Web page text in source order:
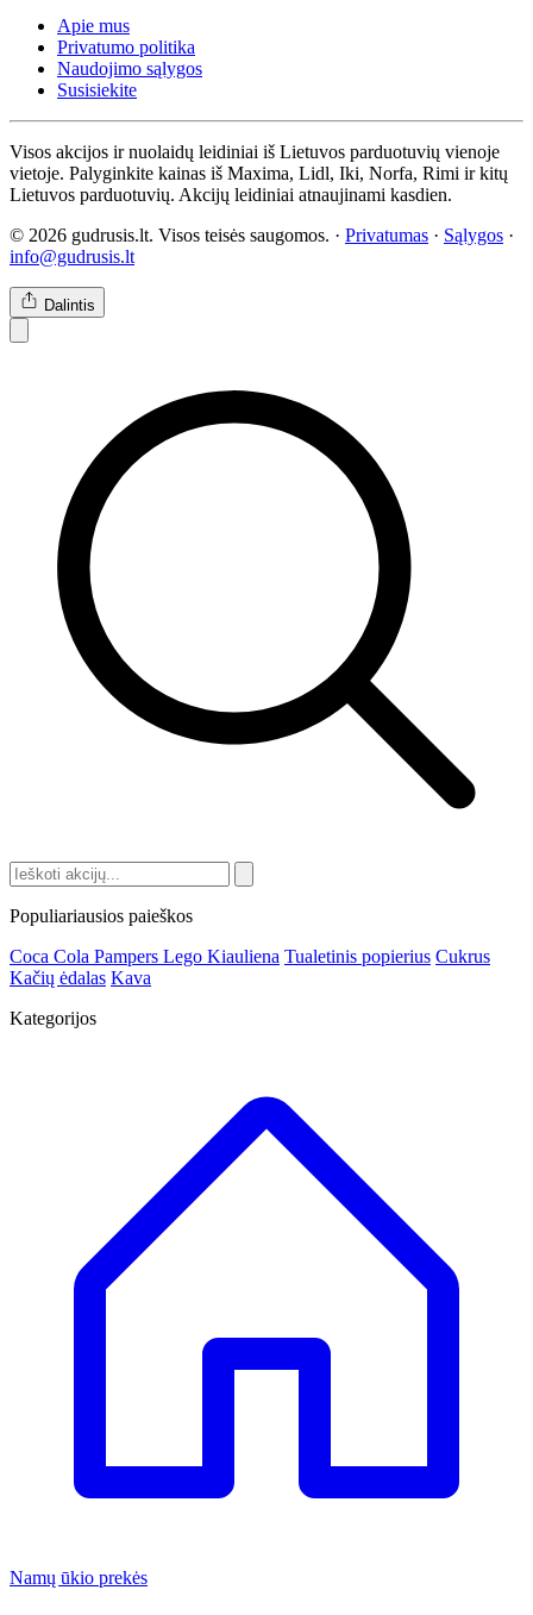
Apie mus
Privatumo politika
Naudojimo sąlygos
Susisiekite
Visos akcijos ir nuolaidų leidiniai iš Lietuvos parduotuvių vienoje
vietoje. Palyginkite kainas iš Maxima, Lidl, Iki, Norfa, Rimi ir kitų
Lietuvos parduotuvių. Akcijų leidiniai atnaujinami kasdien.
© 2026 gudrusis.lt. Visos teisės saugomos. · Privatumas · Sąlygos ·
info@gudrusis.lt
Dalintis
Populiariausios paieškos
Coca Cola Pampers Lego Kiauliena Tualetinis popierius Cukrus
Kačių ėdalas Kava
Kategorijos
Namų ūkio prekės